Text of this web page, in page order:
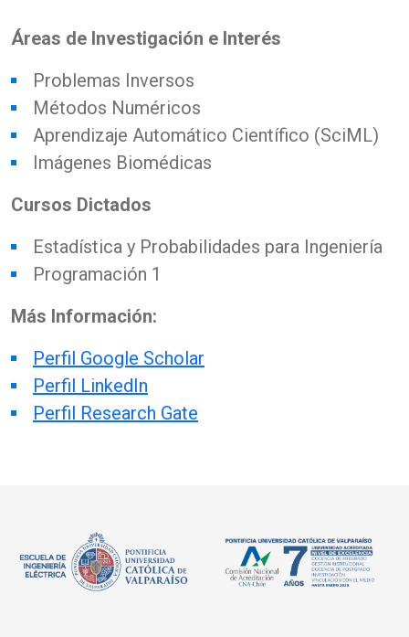
Áreas de Investigación e Interés
Problemas Inversos
Métodos Numéricos
Aprendizaje Automático Científico (SciML)
Imágenes Biomédicas
Cursos Dictados
Estadística y Probabilidades para Ingeniería
Programación 1
Más Información:
Perfil Google Scholar
Perfil LinkedIn
Perfil Research Gate